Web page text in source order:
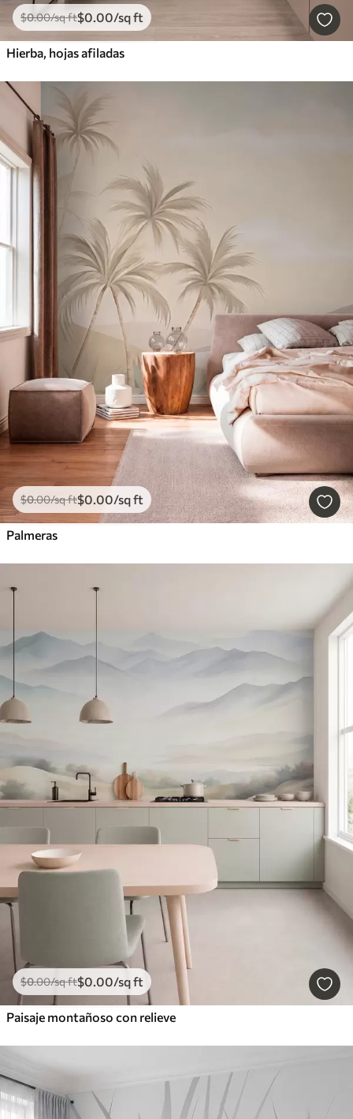
$0.00/sq ft$0 .00/sq ft
Hierba, hojas afiladas
$0.00/sq ft$0 .00/sq ft
Palmeras
$0.00/sq ft$0 .00/sq ft
Paisaje montañoso con relieve